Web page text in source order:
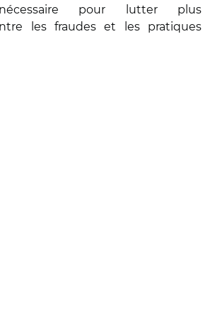
nécessaire pour lutter plus
les fraudes et les pratiques